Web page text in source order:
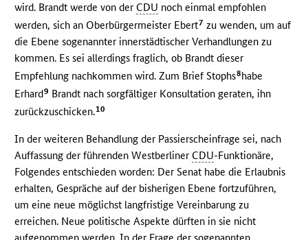
wird. Brandt werde von der CDU noch einmal empfohlen
werden, sich an Oberbürgermeister Ebert7 zu wenden, um auf
die Ebene sogenannter innerstädtischer Verhandlungen zu
kommen. Es sei allerdings fraglich, ob Brandt dieser
Empfehlung nachkommen wird. Zum Brief Stophs8habe
Erhard9 Brandt nach sorgfältiger Konsultation geraten, ihn
zurückzuschicken.10
In der weiteren Behandlung der Passierscheinfrage sei, nach
Auffassung der führenden Westberliner CDU-Funktionäre,
Folgendes entschieden worden: Der Senat habe die Erlaubnis
erhalten, Gespräche auf der bisherigen Ebene fortzuführen,
um eine neue möglichst langfristige Vereinbarung zu
erreichen. Neue politische Aspekte dürften in sie nicht